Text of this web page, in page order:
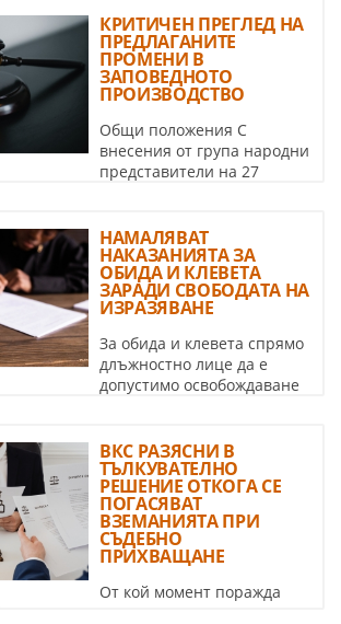
КРИТИЧЕН ПРЕГЛЕД НА
ПРЕДЛАГАНИТЕ
ПРОМЕНИ В
ЗАПОВЕДНОТО
ПРОИЗВОДСТВО
Общи положения С
внесения от група народни
представители на 27
НАМАЛЯВАТ
НАКАЗАНИЯТА ЗА
ОБИДА И КЛЕВЕТА
ЗАРАДИ СВОБОДАТА НА
ИЗРАЗЯВАНЕ
За обида и клевета спрямо
длъжностно лице да е
допустимо освобождаване
ВКС РАЗЯСНИ В
ТЪЛКУВАТЕЛНО
РЕШЕНИЕ ОТКОГА СЕ
ПОГАСЯВАТ
ВЗЕМАНИЯТА ПРИ
СЪДЕБНО
ПРИХВАЩАНЕ
От кой момент поражда
прихващане на спорни вземания и